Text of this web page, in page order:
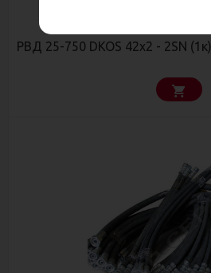
РВД 25-750 DKOS 42х2 - 2SN (1к)